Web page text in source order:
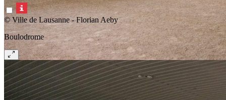
© Ville de Lausanne - Florian Aeby
Boulodrome